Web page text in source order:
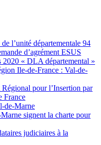
l’unité départementale 94
d’agrément ESUS
2020 « DLA départemental »
Ile-de-France : Val-de-
pour l’Insertion par
France
de-Marne
signent la charte pour
judiciaires à la